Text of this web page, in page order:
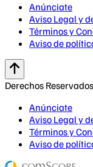
Anúnciate
Aviso Legal y
Términos y
Aviso de
Derechos
Anúnciate
Aviso Legal y
Términos y
Aviso de